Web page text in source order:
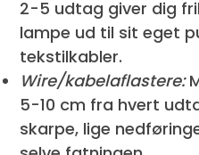
2-5 udtag giver dig
lampe ud til sit eget
tekstilkabler.
Wire/kabelaflastere:
5-10 cm fra hvert
skarpe, lige